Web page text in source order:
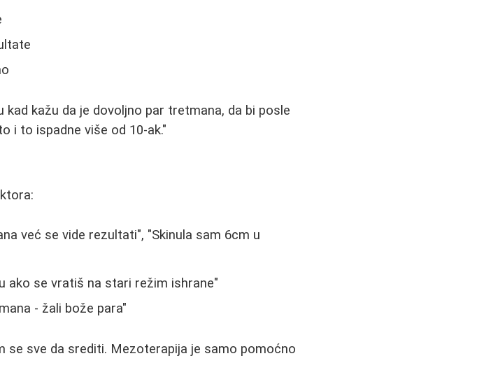
kažu da je dovoljno par tretmana, da bi posle
i to ispadne više od 10-ak."
već se vide rezultati", "Skinula sam 6cm u
ako se vratiš na stari režim ishrane"
- žali bože para"
se sve da srediti. Mezoterapija je samo pomoćno